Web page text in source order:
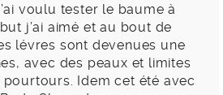
voulu tester le baume à
j’ai aimé et au bout de
lévres sont devenues une
avec des peaux et limites
Idem cet été avec